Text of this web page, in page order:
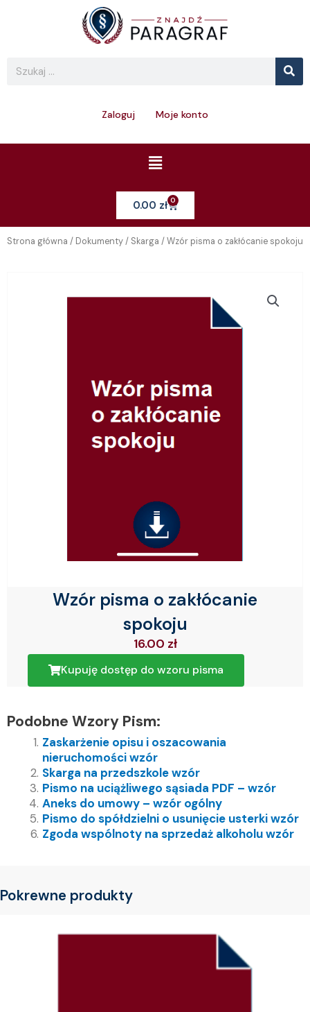
Search
Zaloguj Moje konto
Menu
0.00 zł 0Cart
Strona główna / Dokumenty/ Skarga / Wzór pisma o zakłócanie spokoju
Wzór pisma o zakłócanie
spokoju
16.00 zł
Kupuję dostęp do wzoru pisma
Podobne Wzory Pism:
Zaskarżenie opisu i oszacowania
nieruchomości wzór
Skarga na przedszkole wzór
Pismo na uciążliwego sąsiada PDF – wzór
Aneks do umowy – wzór ogólny
Pismo do spółdzielni o usunięcie usterki wzór
Zgoda wspólnoty na sprzedaż alkoholu wzór
Pokrewne produkty